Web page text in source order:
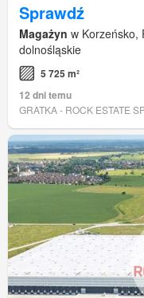
Sprawdź
Magażyn w Korzeńsko,
dolnośląskie
5 725 m²
12 dni temu